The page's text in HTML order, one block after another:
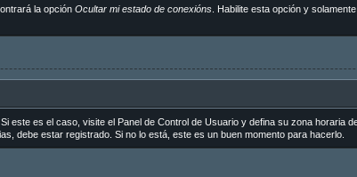
la opción Ocultar mi estado de conexións. Habilite esta opción y
este es el caso, visite el Panel de Control de Usuario y defina su zona horaria
debe estar registrado. Si no lo está, este es un buen momento para hacerlo.